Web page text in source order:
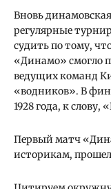
Вновь
регулярные
судить по тому,
«Динамо» смогло
ведущих команд
«водников». В
1928 года, к
Первый матч
историкам, прошел